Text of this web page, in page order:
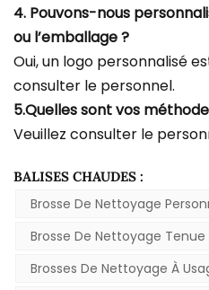
4. Pouvons-nous
ou l’emballage ?
Oui, un logo personnalisé
consulter le personnel.
5.Quelles sont vos
Veuillez consulter le
BALISES CHAUDES :
Brosse De Nettoyage
Brosse De Nettoyage Tenue
Brosses De Nettoyage À